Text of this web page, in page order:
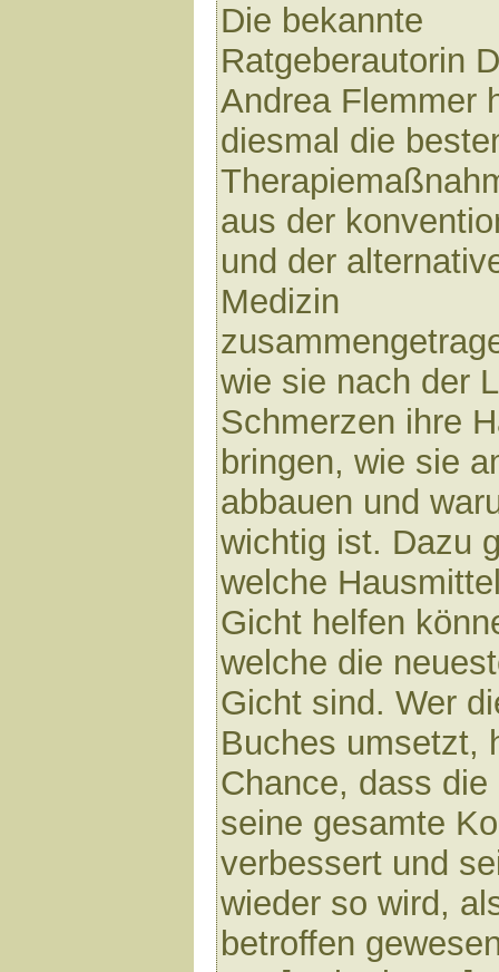
Die bekannte
Ratgeberautorin
Andrea Flemmer
diesmal die
aus der
und der
Medizin
wie sie nach der
Schmerzen ihre
bringen, wie sie
abbauen und
wichtig ist. Dazu
welche
Gicht helfen
welche die
Gicht sind. Wer
Buches umsetzt,
Chance, dass
seine gesamte
verbessert und
wieder so wird,
betroffen